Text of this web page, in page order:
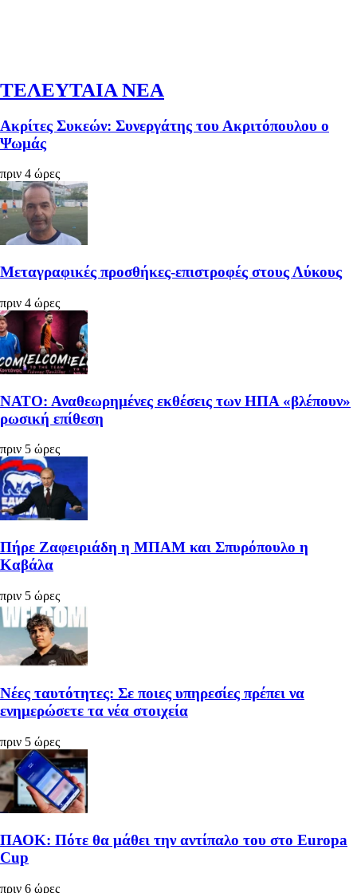
ΤΕΛΕΥΤΑΙΑ ΝΕΑ
Ακρίτες Συκεών: Συνεργάτης του Ακριτόπουλου ο
Ψωμάς
πριν 4 ώρες
Μεταγραφικές προσθήκες-επιστροφές στους Λύκους
πριν 4 ώρες
ΝΑΤΟ: Αναθεωρημένες εκθέσεις των ΗΠΑ «βλέπουν»
ρωσική επίθεση
πριν 5 ώρες
Πήρε Ζαφειριάδη η ΜΠΑΜ και Σπυρόπουλο η
Καβάλα
πριν 5 ώρες
Νέες ταυτότητες: Σε ποιες υπηρεσίες πρέπει να
ενημερώσετε τα νέα στοιχεία
πριν 5 ώρες
ΠΑΟΚ: Πότε θα μάθει την αντίπαλο του στο Europa
Cup
πριν 6 ώρες